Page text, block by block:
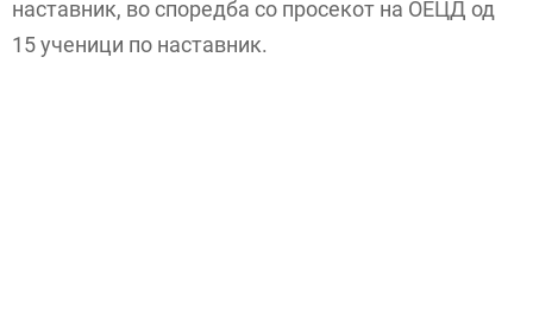
наставник, во споредба со просекот на ОЕЦД од
15 ученици по наставник.